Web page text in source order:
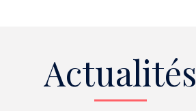
Actualités